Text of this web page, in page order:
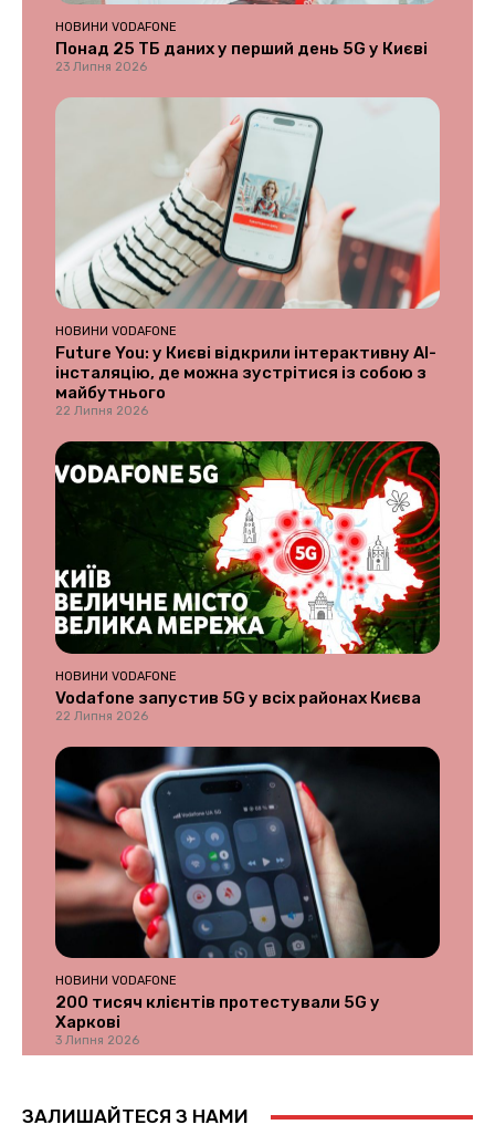
НОВИНИ VODAFONE
Понад 25 ТБ даних у перший день 5G у Києві
23 Липня 2026
НОВИНИ VODAFONE
Future You: у Києві відкрили інтерактивну AI-
інсталяцію, де можна зустрітися із собою з
майбутнього
22 Липня 2026
НОВИНИ VODAFONE
Vodafone запустив 5G у всіх районах Києва
22 Липня 2026
НОВИНИ VODAFONE
200 тисяч клієнтів протестували 5G у
Харкові
3 Липня 2026
ЗАЛИШАЙТЕСЯ З НАМИ